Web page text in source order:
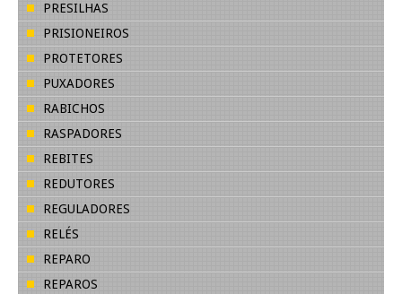
PRESILHAS
PRISIONEIROS
PROTETORES
PUXADORES
RABICHOS
RASPADORES
REBITES
REDUTORES
REGULADORES
RELÉS
REPARO
REPAROS